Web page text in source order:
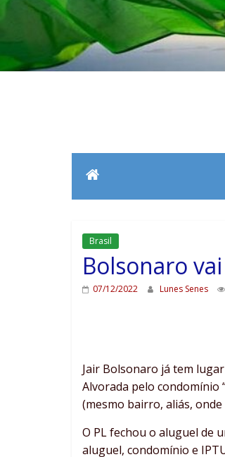
Brasil
Bolsonaro
07/12/2022 Lunes Senes
Jair Bolsonaro já tem
Alvorada pelo condomínio
(mesmo bairro, aliás,
O PL fechou o aluguel de
aluguel, condomínio e